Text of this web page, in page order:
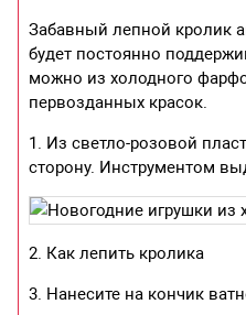
Забавный лепной кролик
будет постоянно
можно из холодного
первозданных красок.
1. Из светло-розовой
сторону. Инструментом
2. Как лепить кролика
3. Нанесите на кончик